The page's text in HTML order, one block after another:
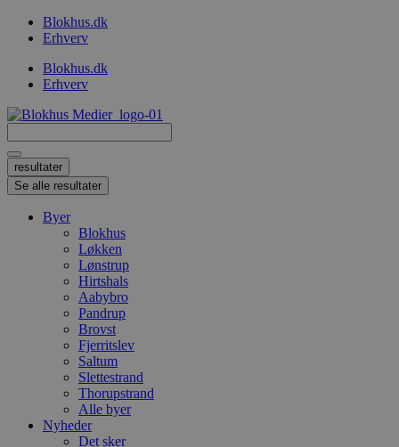
VidereBlokhus.dk
Erhverv
Blokhus.dk
Erhverv
...
resultater
Se alle resultater
Byer
Blokhus
Løkken
Lønstrup
Hirtshals
Aabybro
Pandrup
Brovst
Fjerritslev
Saltum
Slettestrand
Thorupstrand
Alle byer
Nyheder
Det sker